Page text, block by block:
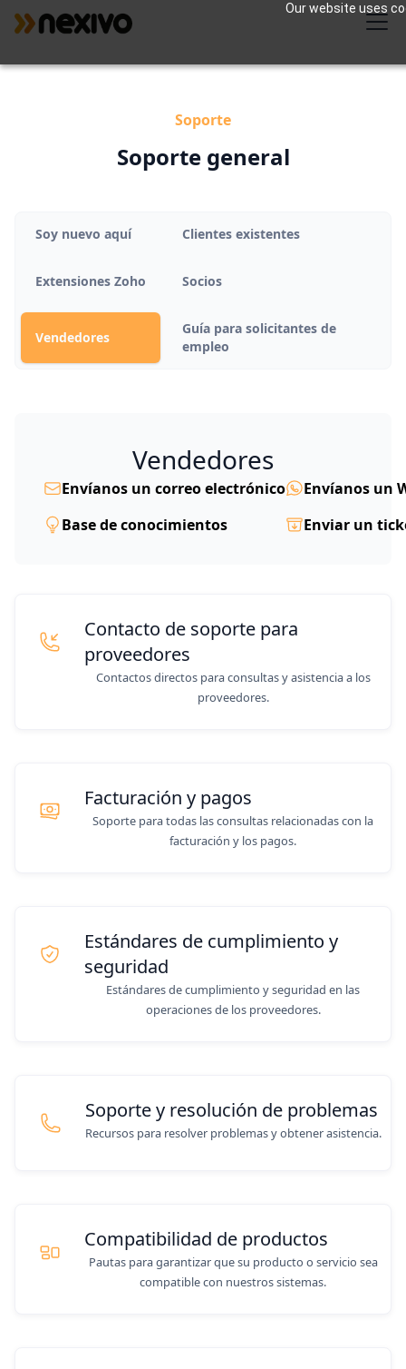
Our website uses
Soporte
Soporte general
Soy nuevo aquí Clientes existentes
Extensiones Zoho Socios
Vendedores
Guía para solicitantes de
empleo
Vendedores
Envíanos un correo electrónico
Envíanos un
Base de conocimientos
Enviar un
Contacto de soporte para
proveedores
Contactos directos para consultas y asistencia a los
proveedores.
Facturación y pagos
Soporte para todas las consultas relacionadas con la
facturación y los pagos.
Estándares de cumplimiento y
seguridad
Estándares de cumplimiento y seguridad en las
operaciones de los proveedores.
Soporte y resolución de problemas
Recursos para resolver problemas y obtener asistencia.
Compatibilidad de productos
Pautas para garantizar que su producto o servicio sea
compatible con nuestros sistemas.